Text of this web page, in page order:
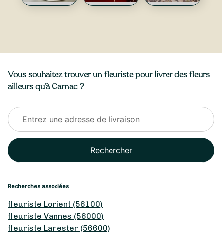
Vous souhaitez trouver un fleuriste pour livrer des fleurs
ailleurs qu’à Carnac ?
Rechercher
Recherches associées
fleuriste Lorient (56100)
fleuriste Vannes (56000)
fleuriste Lanester (56600)